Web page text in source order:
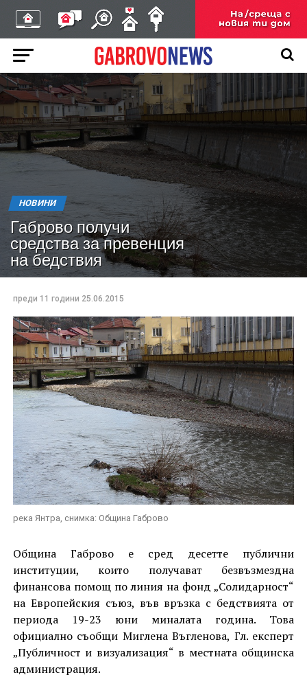
НОВИНИ
Габрово получи
средства за превенция
на бедствия
преди 11 години 25.06.2015
река Янтра, снимка: Община Габрово
Община Габрово е сред десетте публични
институции, които получават безвъзмездна
финансова помощ по линия на фонд „Солидарност“
на Европейския съюз, във връзка с бедствията от
периода 19-23 юни миналата година. Това
официално съобщи Миглена Въгленова, Гл. експерт
„Публичност и визуализация“ в местната общинска
администрация.